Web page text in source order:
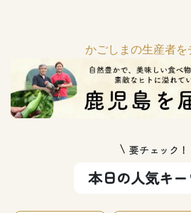
かごしまの生産者を
要チェック！
本日の人気キ